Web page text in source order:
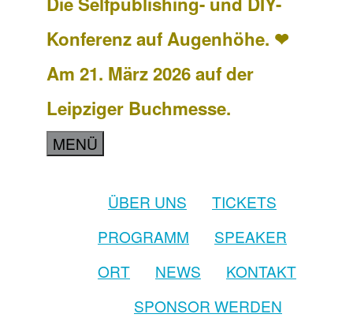
Konferenz auf Augenhöhe. ❤
Am 21. März 2026 auf der
Leipziger Buchmesse.
MENÜ
ÜBER UNS
TICKETS
PROGRAMM
SPEAKER
ORT
NEWS
KONTAKT
SPONSOR WERDEN